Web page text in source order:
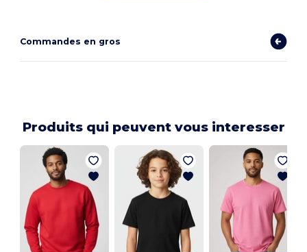
Commandes en gros
Produits qui peuvent vous interesser